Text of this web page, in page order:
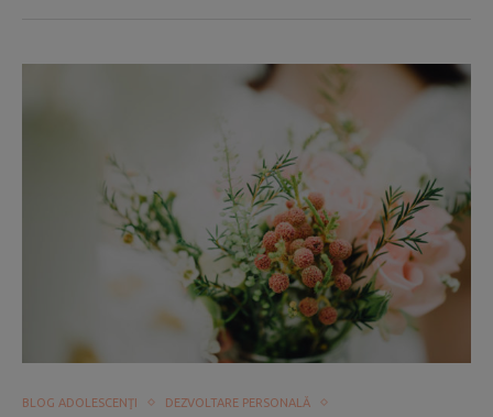
BLOG ADOLESCENŢI
DEZVOLTARE PERSONALĂ